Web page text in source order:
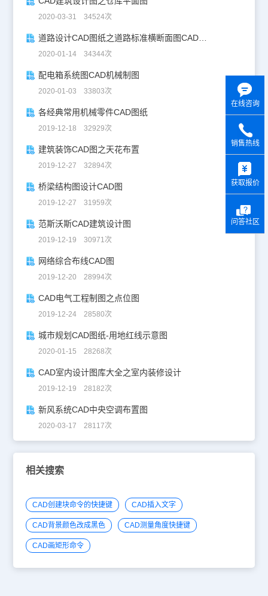
2020-03-31 34524次
道路设计CAD图纸之道路标准横断面图CAD图纸
2020-01-14 34344次
配电箱系统图CAD机械制图
2020-01-03 33803次
各经典常用机械零件CAD图纸
2019-12-18 32929次
建筑装饰CAD图之天花布置
2019-12-27 32894次
桥梁结构图设计CAD图
2019-12-27 31959次
范斯沃斯CAD建筑设计图
2019-12-19 30971次
网络综合布线CAD图
2019-12-20 28994次
CAD电气工程制图之点位图
2019-12-24 28580次
城市规划CAD图纸-用地红线示意图
2020-01-15 28268次
CAD室内设计图库大全之室内装修设计
2019-12-19 28182次
新风系统CAD中央空调布置图
2020-03-17 28117次
相关搜索
CAD创建块命令的快捷键 CAD插入文字
CAD背景颜色改成黑色 CAD测量角度快捷键
CAD画矩形命令
在线咨询
销售热线
获取报价
问答社区